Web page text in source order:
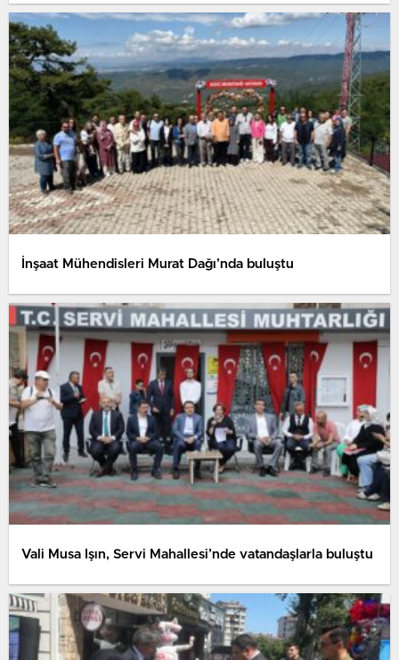
İnşaat Mühendisleri Murat Dağı’nda buluştu
Vali Musa Işın, Servi Mahallesi’nde vatandaşlarla buluştu